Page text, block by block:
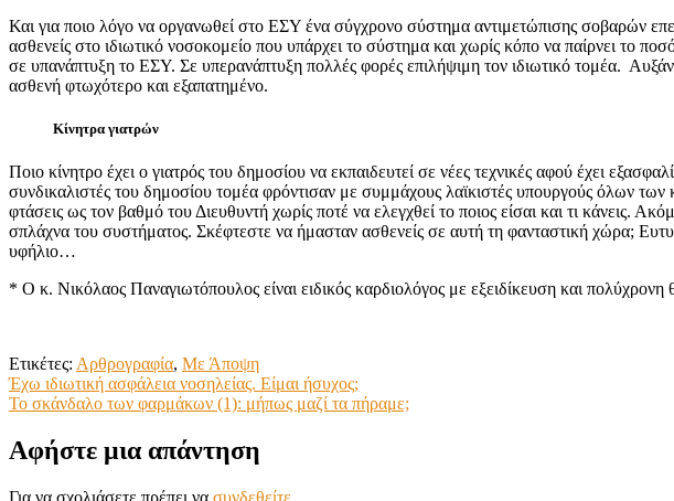
Και για ποιο λόγο να οργανωθεί στο ΕΣΥ ένα σύγχρονο σύστημα αντιμετώπισης σοβαρών
ασθενείς στο ιδιωτικό νοσοκομείο που υπάρχει το σύστημα και χωρίς κόπο να παίρνει το
σε υπανάπτυξη το ΕΣΥ. Σε υπερανάπτυξη πολλές φορές επιλήψιμη τον ιδιωτικό τομέα.
ασθενή φτωχότερο και εξαπατημένο.
Κίνητρα γιατρών
Ποιο κίνητρο έχει ο γιατρός του δημοσίου να εκπαιδευτεί σε νέες τεχνικές αφού έχει
συνδικαλιστές του δημοσίου τομέα φρόντισαν με συμμάχους λαϊκιστές υπουργούς όλων
φτάσεις ως τον βαθμό του Διευθυντή χωρίς ποτέ να ελεγχθεί το ποιος είσαι και τι κάνεις.
σπλάχνα του συστήματος. Σκέφτεστε να ήμασταν ασθενείς σε αυτή τη φανταστική χώρα;
υφήλιο…
* Ο κ. Νικόλαος Παναγιωτόπουλος είναι ειδικός καρδιολόγος με εξειδίκευση και
Ετικέτες: Αρθρογραφία, Με Άποψη
Πλοήγηση
άρθρων
Έχω ιδιωτική ασφάλεια νοσηλείας. Είμαι ήσυχος;
Το σκάνδαλο των φαρμάκων (1): μήπως μαζί τα πήραμε;
Αφήστε μια απάντηση